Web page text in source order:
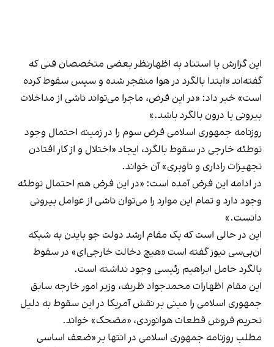
این گزارش با استناد به اظهار‌نظر بعضی متخصصان فنی که
گفته‌اند «ابتدا بالگرد در هوا منفجر شده و سپس سقوط کرده
است» خبر داد: «در این فرض، ماجرا می‌تواند ناشی از مداخلات
بیرونی یا درون بالگرد باشد.»
روزنامه جمهوری اسلامی فرض سوم را در زمینه احتمال وجود
توطئه خارجی در سقوط بالگرد، ایجاد «اختلال و از کار افتادن
تجهیزات راداری و ناوبری» آن خواند.
در ادامه این فرض آمده است: «در این فرض هم احتمال توطئه
وجود دارد و تمام این موارد را می‌توان ناشی از عوامل بیرونی
دانست.»
این در حالی است که یک مقام ارشد دولت جو بایدن به شبکه
ان‌بی‌سی نیوز گفته است «هیچ دخالت خارجی‌ای» در سقوط
بالگرد حامل ابراهیم رئيسی وجود نداشته است.
این مقام اظهارات محمدجواد ظریف، وزیر امور خارجه سابق
جمهوری اسلامی را مبنی بر نقش آمریکا در این سقوط به دلیل
تحریم فروش قطعات هوانوردی، «مضحک» خواند.
مطلب روزنامه جمهوری اسلامی در انتها بر «ضعف اساسی